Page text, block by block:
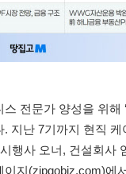
전문가 양성을 위해
지난 7기까지 현직
행사 오너, 건설회사
지(zipgobiz.com)에